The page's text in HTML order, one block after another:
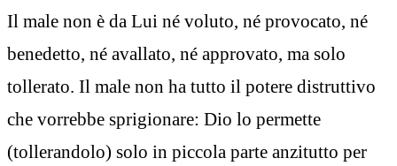
Il male non è da Lui né voluto, né provocato, né
benedetto, né avallato, né approvato, ma solo
tollerato. Il male non ha tutto il potere distruttivo
che vorrebbe sprigionare: Dio lo permette
(tollerandolo) solo in piccola parte anzitutto per